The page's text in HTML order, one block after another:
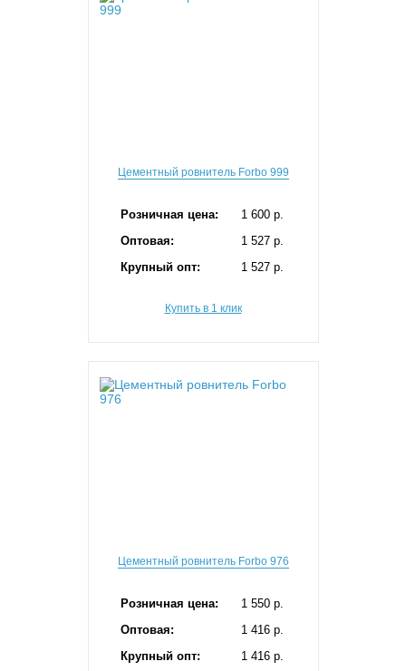
Цементный ровнитель Forbo 999
Розничная цена:
1 600 p.
Оптовая:
1 527 p.
Крупный опт:
1 527 p.
Купить в 1 клик
Цементный ровнитель Forbo 976
Розничная цена:
1 550 p.
Оптовая:
1 416 p.
Крупный опт:
1 416 p.